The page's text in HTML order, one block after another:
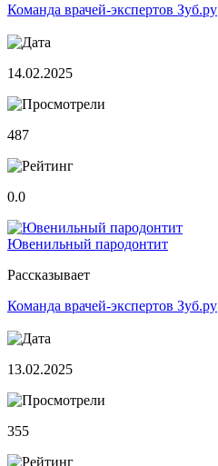
Команда врачей-экспертов Зуб.ру
14.02.2025
487
0.0
Ювенильный пародонтит
Рассказывает
Команда врачей-экспертов Зуб.ру
13.02.2025
355